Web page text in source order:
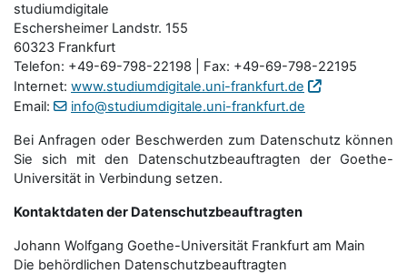
studiumdigitale
Eschersheimer Landstr. 155
60323 Frankfurt
Telefon: +49-69-798-22198 | Fax: +49-69-798-22195
Internet: www.studiumdigitale.uni-frankfurt.de
Email:
info@studiumdigitale.uni-frankfurt.de
Bei Anfragen oder Beschwerden zum Datenschutz können
Sie sich mit den Datenschutz­beauftragten der Goethe-
Universität in Verbindung setzen.
Kontaktdaten der Datenschutzbeauftragten
Johann Wolfgang Goethe-Universität Frankfurt am Main
Die behördlichen Datenschutzbeauftragten